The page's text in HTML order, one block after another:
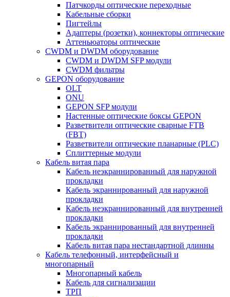
Патчкорды оптические переходные
Кабельные сборки
Пигтейлы
Адаптеры (розетки), коннекторы оптические
Аттеньюаторы оптические
CWDM и DWDM оборудование
CWDM и DWDM SFP модули
CWDM фильтры
GEPON оборудование
OLT
ONU
GEPON SFP модули
Настенные оптические боксы GEPON
Разветвители оптические сварные FTB
(FBT)
Разветвители оптические планарные (PLC)
Сплиттерные модули
Кабель витая пара
Кабель неэкраннированный для наружной
прокладки
Кабель экраннированный для наружной
прокладки
Кабель неэкраннированный для внутренней
прокладки
Кабель экраннированный для внутренней
прокладки
Кабель витая пара нестандартной длинны
Кабель телефонный, интерфейсный и
многопарный
Многопарный кабель
Кабель для сигнализации
ТРП